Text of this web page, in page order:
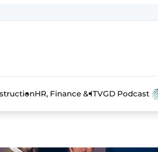
HR, Finance & ITVGD Podcast